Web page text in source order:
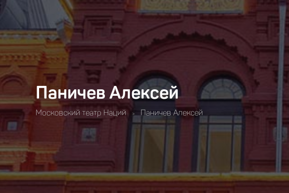
Паничев Алексей
Московский театр Наций > Паничев Алексей